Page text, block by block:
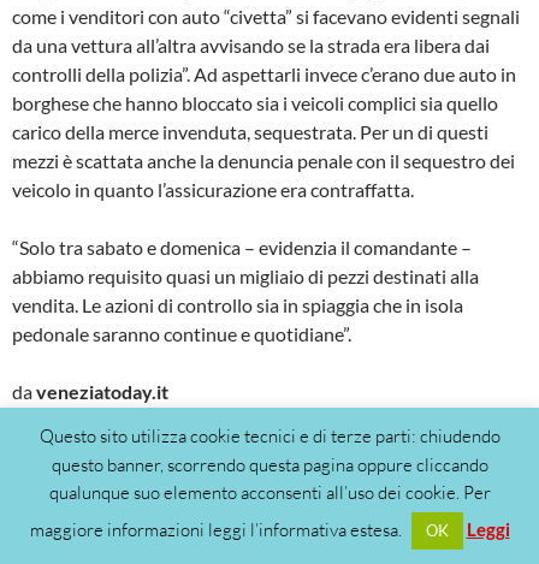
come i venditori con auto “civetta” si facevano evidenti segnali
da una vettura all’altra avvisando se la strada era libera dai
controlli della polizia”. Ad aspettarli invece c’erano due auto in
borghese che hanno bloccato sia i veicoli complici sia quello
carico della merce invenduta, sequestrata. Per un di questi
mezzi è scattata anche la denuncia penale con il sequestro dei
veicolo in quanto l’assicurazione era contraffatta.
“Solo tra sabato e domenica – evidenzia il comandante –
abbiamo requisito quasi un migliaio di pezzi destinati alla
vendita. Le azioni di controllo sia in spiaggia che in isola
pedonale saranno continue e quotidiane”.
daveneziatoday.it
Questo sito utilizza cookie tecnici e di terze parti: chiudendo
questo banner, scorrendo questa pagina oppure cliccando
qualunque suo elemento acconsenti all’uso dei cookie. Per
maggiore informazioni leggi l’informativa estesa.
OK Leggi